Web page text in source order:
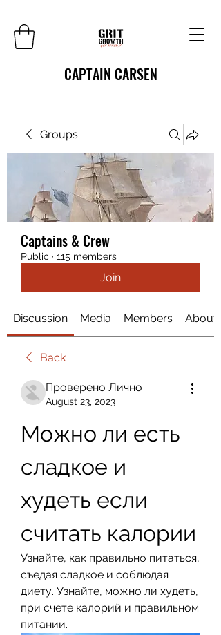
CAPTAIN CARSEN
Groups
Captains & Crew
Public · 115 members
Join
Discussion Media Members About
Back
Проверено Лично
August 23, 2023
Можно ли есть
сладкое и
худеть если
считать калории
Узнайте, как правильно питаться,
съедая сладкое и соблюдая
диету. Узнайте, можно ли худеть,
при счете калорий и правильном
питании.